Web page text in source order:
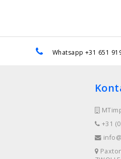
Whatsapp +31 651
+31